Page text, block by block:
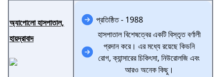
অ্যাপোলো হাসপাতাল,
হায়দ্রাবাদ
প্রতিষ্ঠিত - 1988
হাসপাতাল বিশেষত্বের একটি বিস্তৃত বর্ণালী
প্রদান করে। এর মধ্যে রয়েছে কিডনি
রোগ, ক্যান্সারের চিকিৎসা, নিউরোলজি এবং
আরও অনেক কিছু।